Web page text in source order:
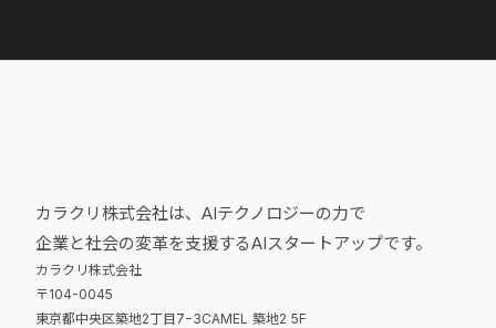
カラクリ株式会社は、AIテクノロジーの力で
企業と社会の変革を支援するAIスタートアップです。
カラクリ株式会社
〒104-0045
東京都中央区築地2丁目7−3CAMEL 築地2 5F